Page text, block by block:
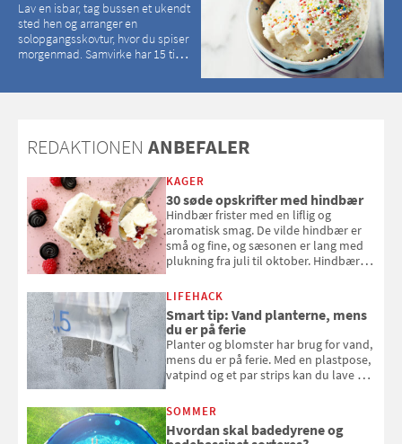
Lav en isbar, tag bussen et ukendt
sted hen og arranger en
solopgangsskovtur, hvor du spiser
morgenmad. Samvirke har 15 tips
REDAKTIONEN ANBEFALER
KAGER
30 søde opskrifter med hindbær
Hindbær frister med en liflig og
aromatisk smag. De vilde hindbær er
små og fine, og sæsonen er lang med
plukning fra juli til oktober. Hindbær
kan bruge dine hindbær i alt fra
bagværk og salater til is og syltning.
LIFEHACK
Smart tip: Vand planterne, mens
du er på ferie
Planter og blomster har brug for vand,
mens du er på ferie. Med en plastpose,
vatpind og et par strips kan du lave dit
at bede naboen om at vande eller
SOMMER
Hvordan skal badedyrene og